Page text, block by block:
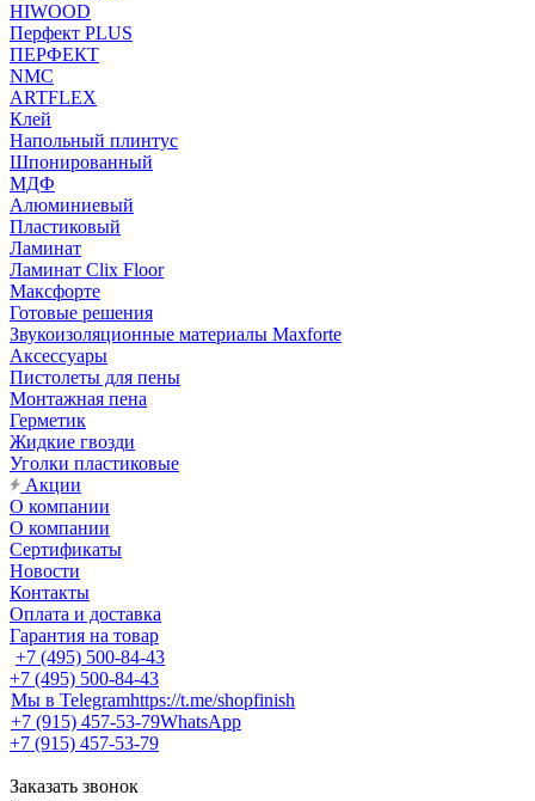
HIWOOD
Перфект PLUS
ПЕРФЕКТ
NMC
ARTFLEX
Клей
Напольный плинтус
Шпонированный
МДФ
Алюминиевый
Пластиковый
Ламинат
Ламинат Clix Floor
Максфорте
Готовые решения
Звукоизоляционные материалы Maxforte
Аксессуары
Пистолеты для пены
Монтажная пена
Герметик
Жидкие гвозди
Уголки пластиковые
Акции
О компании
О компании
Сертификаты
Новости
Контакты
Оплата и доставка
Гарантия на товар
+7 (495) 500-84-43
+7 (495) 500-84-43
Мы в Telegramhttps://t.me/shopfinish
+7 (915) 457-53-79WhatsApp
+7 (915) 457-53-79
Заказать звонок